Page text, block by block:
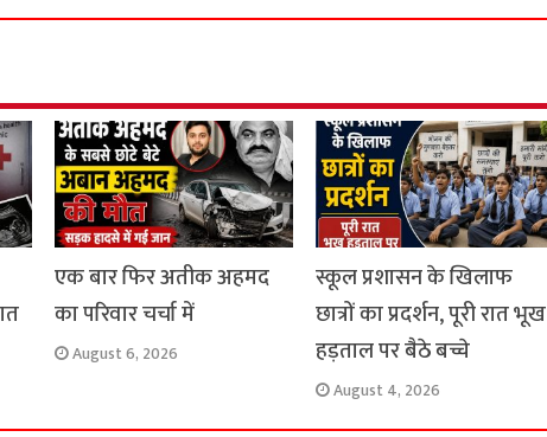
i
y
n
k
r
एक बार फिर अतीक अहमद
का परिवार चर्चा में
August 6, 2026
स्कूल प्रशासन के खिलाफ
छात्रों का प्रदर्शन, पूरी रात भूख
हड़ताल पर बैठे बच्चे
August 4, 2026